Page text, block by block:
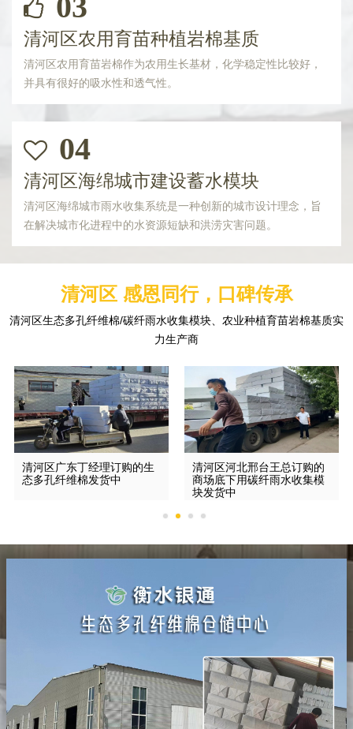
清河区农用育苗种植岩棉基质
清河区农用育苗岩棉作为农用生长基材，化学稳定性比较好，
并具有很好的吸水性和透气性。
04
清河区海绵城市建设蓄水模块
清河区海绵城市雨水收集系统是一种创新的城市设计理念，旨
在解决城市化进程中的水资源短缺和洪涝灾害问题。
清河区 感恩同行，口碑传承
清河区生态多孔纤维棉/碳纤雨水收集模块、农业种植育苗岩棉基质实
力生产商
清河区广东丁经理订购的生
态多孔纤维棉发货中
清河区河北邢台王总订购的
商场底下用碳纤雨水收集模
块发货中